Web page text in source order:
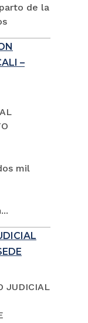
de la
–
mil
JUDICIAL